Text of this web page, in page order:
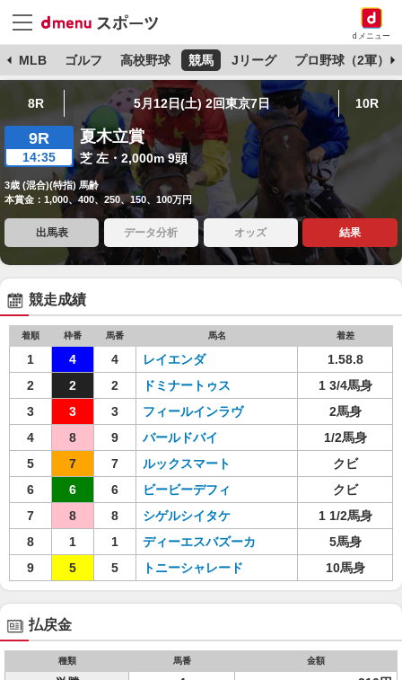
dメニュー
MLB ゴルフ 高校野球 競馬 Jリーグ プロ野球（2軍）
8R 5月12日(土) 2回東京7日 10R
9R
14:35
夏木立賞
芝 左・2,000m 9頭
3歳 (混合)(特指) 馬齢
本賞金：1,000、400、250、150、100万円
出馬表 データ分析 オッズ 結果
競走成績
着順 枠番 馬番 馬名 着差
1 4 4 レイエンダ
1.58.8
2
2 2 ドミナートゥス
1 3/4馬身
3
3 3 フィールインラヴ
2馬身
4
8 9 バールドバイ
1/2馬身
5
7 7 ルックスマート
クビ
6
6 6 ビービーデフィ
クビ
7
8 8 シゲルシイタケ
1 1/2馬身
8
1 1 ディーエスバズーカ
5馬身
9
5 5 トニーシャレード 10馬身
払戻金
種類 馬番 金額